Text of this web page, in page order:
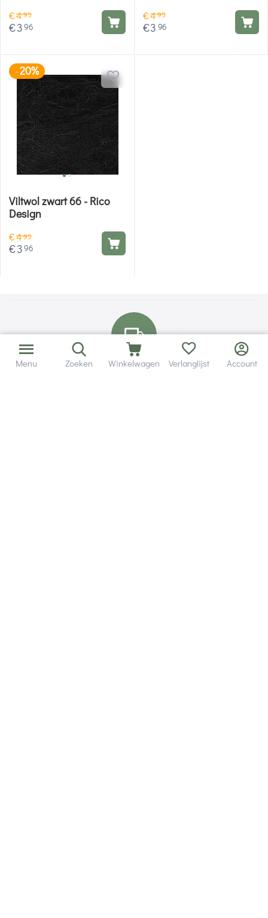
€495
€396
€495
€3 96
-20%
Viltwol zwart 66 - Rico
Design
€495
€396
Bezorging in binnen - en buitenland.
Menu Zoeken Winkelwagen Verlanglijst Account